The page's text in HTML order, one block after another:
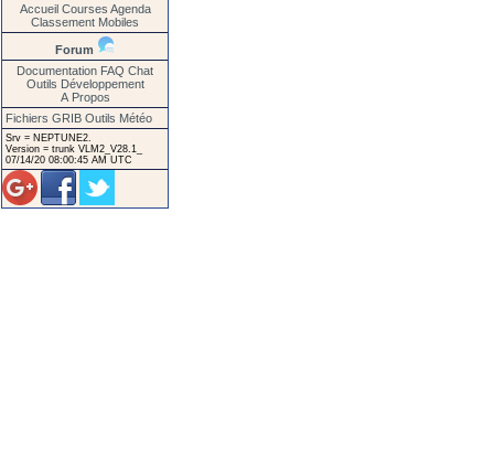
Accueil Courses Agenda
Classement Mobiles
Forum
Documentation FAQ Chat
Outils Développement
A Propos
Fichiers GRIB Outils Météo
Srv = NEPTUNE2.
Version = trunk VLM2_V28.1_
07/14/20 08:00:45 AM UTC